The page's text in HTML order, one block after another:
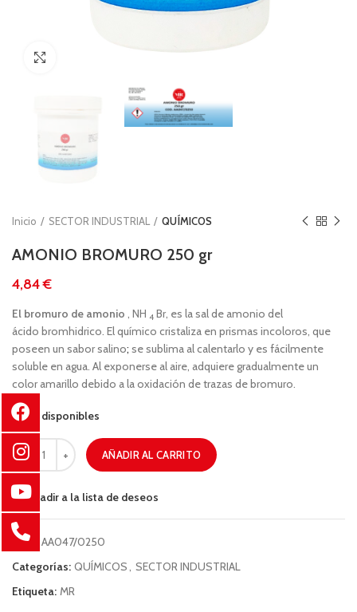
Inicio SECTOR INDUSTRIAL QUÍMICOS
AMONIO BROMURO 250 gr
€
El bromuro de amonio , NH 4 Br, es la sal de amonio del
ácido bromhidrico. El químico cristaliza en prismas incoloros, que
poseen un sabor salino; se sublima al calentarlo y es fácilmente
soluble en agua. Al exponerse al aire, adquiere gradualmente un
color amarillo debido a la oxidación de trazas de bromuro.
95 disponibles
AÑADIR AL CARRITO
Añadir a la lista de deseos
COD: AA047/0250
Categorías: QUÍMICOS, SECTOR INDUSTRIAL
Etiqueta: MR